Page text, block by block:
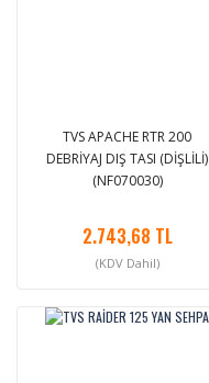
TVS APACHE RTR 200
DEBRİYAJ DIŞ TASI (DİŞLİLİ)
(NF070030)
2.743,68 TL
(KDV Dahil)